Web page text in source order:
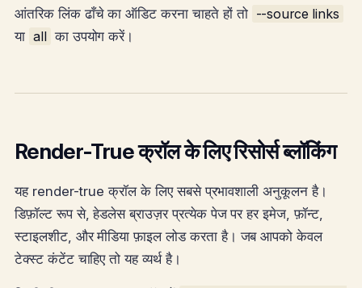
आंतरिक लिंक ढाँचे का ऑडिट करना चाहते हों तो --source links
या all का उपयोग करें।
Render-True क्रॉल के लिए रिसोर्स ब्लॉकिंग
यह render-true क्रॉल के लिए सबसे प्रभावशाली अनुकूलन है।
डिफ़ॉल्ट रूप से, हेडलेस ब्राउज़र प्रत्येक पेज पर हर इमेज, फ़ॉन्ट,
स्टाइलशीट, और मीडिया फ़ाइल लोड करता है। जब आपको केवल
टेक्स्ट कंटेंट चाहिए तो यह व्यर्थ है।